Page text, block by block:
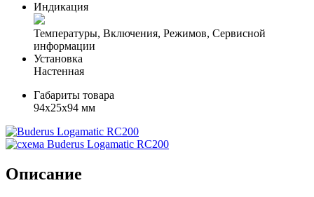
Индикация
Температуры, Включения, Режимов, Сервисной
информации
Установка
Настенная
Габариты товара
94x25x94 мм
Описание